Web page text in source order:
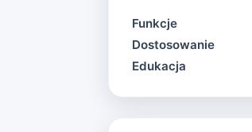
Funkcje
Dostosowanie
Edukacja